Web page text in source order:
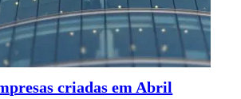
criadas em Abril